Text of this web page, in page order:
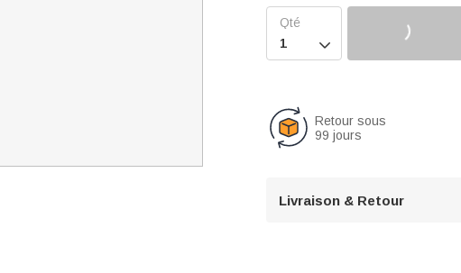

Retour sous
99 jours
Livraison & Retour